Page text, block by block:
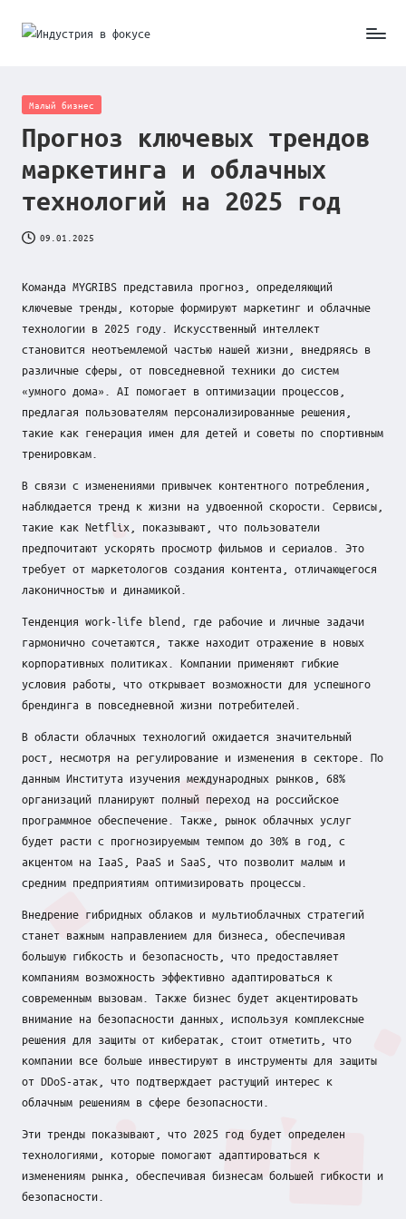
Skip
н
д
у
с
т
р
и
я
в
ф
о
к
с
е
Posted
Малый бизнес
Прогноз ключевых трендов
маркетинга и облачных
технологий на 2025 год
09.01.2025
Команда MYGRIBS представила прогноз, определяющий
ключевые тренды, которые формируют маркетинг и облачные
технологии в 2025 году. Искусственный интеллект
становится неотъемлемой частью нашей жизни, внедряясь в
различные сферы, от повседневной техники до систем
«умного дома». AI помогает в оптимизации процессов,
предлагая пользователям персонализированные решения,
такие как генерация имен для детей и советы по спортивным
тренировкам.
В связи с изменениями привычек контентного потребления,
наблюдается тренд к жизни на удвоенной скорости. Сервисы,
такие как Netflix, показывают, что пользователи
предпочитают ускорять просмотр фильмов и сериалов. Это
требует от маркетологов создания контента, отличающегося
лаконичностью и динамикой.
Тенденция work-life blend, где рабочие и личные задачи
гармонично сочетаются, также находит отражение в новых
корпоративных политиках. Компании применяют гибкие
условия работы, что открывает возможности для успешного
брендинга в повседневной жизни потребителей.
В области облачных технологий ожидается значительный
рост, несмотря на регулирование и изменения в секторе. По
данным Института изучения международных рынков, 68%
организаций планируют полный переход на российское
программное обеспечение. Также, рынок облачных услуг
будет расти с прогнозируемым темпом до 30% в год, с
акцентом на IaaS, PaaS и SaaS, что позволит малым и
средним предприятиям оптимизировать процессы.
Внедрение гибридных облаков и мультиоблачных стратегий
станет важным направлением для бизнеса, обеспечивая
большую гибкость и безопасность, что предоставляет
компаниям возможность эффективно адаптироваться к
современным вызовам. Также бизнес будет акцентировать
внимание на безопасности данных, используя комплексные
решения для защиты от кибератак, стоит отметить, что
компании все больше инвестируют в инструменты для защиты
от DDoS-атак, что подтверждает растущий интерес к
облачным решениям в сфере безопасности.
Эти тренды показывают, что 2025 год будет определен
технологиями, которые помогают адаптироваться к
изменениям рынка, обеспечивая бизнесам большей гибкости и
безопасности.